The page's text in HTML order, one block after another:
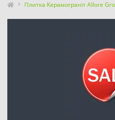
Плитка Керамограніт Allore